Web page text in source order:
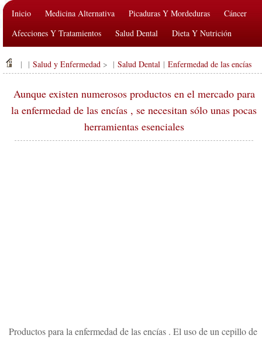
Inicio Medicina Alternativa Picaduras Y Mordeduras
Cáncer
Afecciones Y Tratamientos
Salud Dental
Dieta Y Nutrición
Salud Pública Y Seguridad
Cirugías Y Procedimientos Salud
| | Salud y Enfermedad > | Salud Dental | Enfermedad de las encías
Aunque existen numerosos productos en el mercado para
la enfermedad de las encías , se necesitan sólo unas pocas
herramientas esenciales
Productos para la enfermedad de las encías . El uso de un cepillo de